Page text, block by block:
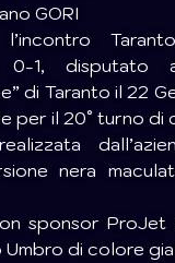
GORI
l’incontro
0-1, disputato
di Taranto il 22
per il 20° turno di
nera
sponsor
di colore